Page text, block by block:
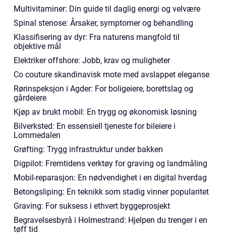
Multivitaminer: Din guide til daglig energi og velvære
Spinal stenose: Årsaker, symptomer og behandling
Klassifisering av dyr: Fra naturens mangfold til
objektive mål
Elektriker offshore: Jobb, krav og muligheter
Co couture skandinavisk mote med avslappet eleganse
Rørinspeksjon i Agder: For boligeiere, borettslag og
gårdeiere
Kjøp av brukt mobil: En trygg og økonomisk løsning
Bilverksted: En essensiell tjeneste for bileiere i
Lommedalen
Grøfting: Trygg infrastruktur under bakken
Digpilot: Fremtidens verktøy for graving og landmåling
Mobil-reparasjon: En nødvendighet i en digital hverdag
Betongsliping: En teknikk som stadig vinner popularitet
Graving: For suksess i ethvert byggeprosjekt
Begravelsesbyrå i Holmestrand: Hjelpen du trenger i en
tøff tid